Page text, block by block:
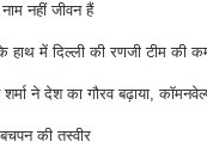
नहीं जीवन हैं
में दिल्ली की रणजी टीम की
ने देश का गौरव बढ़ाया,
की तस्वीर